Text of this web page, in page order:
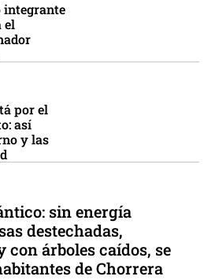
integrante
el
por el
así
y las
sin energía
destechadas,
árboles caídos, se
de Chorrera